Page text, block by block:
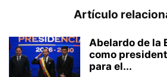
Artículo
Abelardo de la
como
para el...